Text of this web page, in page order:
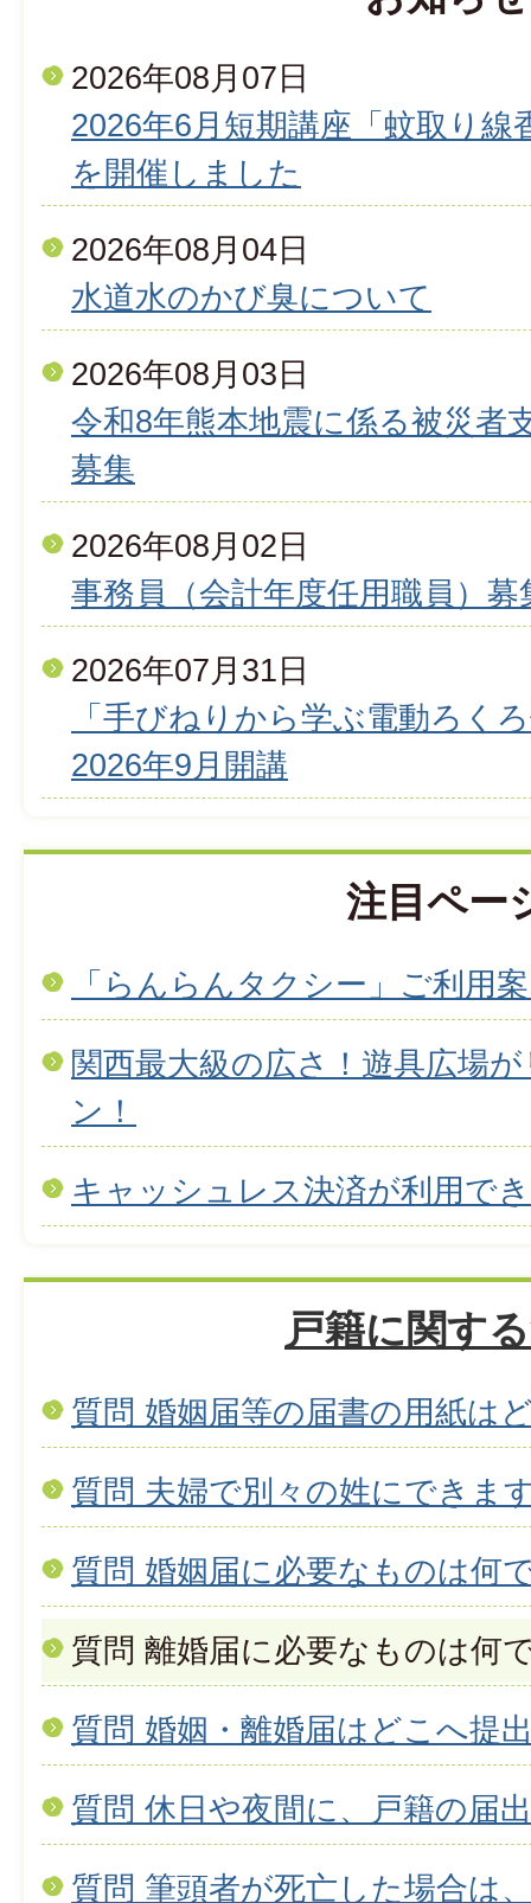
2026年08月07日
2026年6月短期講座「蚊取り
を開催しました
2026年08月04日
水道水のかび臭について
2026年08月03日
令和8年熊本地震に係る被災者
募集
2026年08月02日
事務員（会計年度任用職員）募
2026年07月31日
「手びねりから学ぶ電動ろく
2026年9月開講
注目ペー
「らんらんタクシー」ご利用
関西最大級の広さ！遊具広場
ン！
キャッシュレス決済が利用で
戸籍に関す
質問 婚姻届等の届書の用紙は
質問 夫婦で別々の姓にできま
質問 婚姻届に必要なものは何
質問 離婚届に必要なものは何
質問 婚姻・離婚届はどこへ提
質問 休日や夜間に、戸籍の届
質問 筆頭者が死亡した場合は